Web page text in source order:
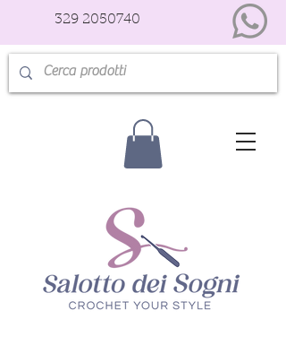
329 2050740